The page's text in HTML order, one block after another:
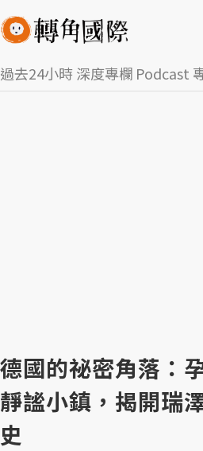
過去24小時深度專欄 Podcast
德國的祕密角落：
靜謐小鎮，揭開瑞
史